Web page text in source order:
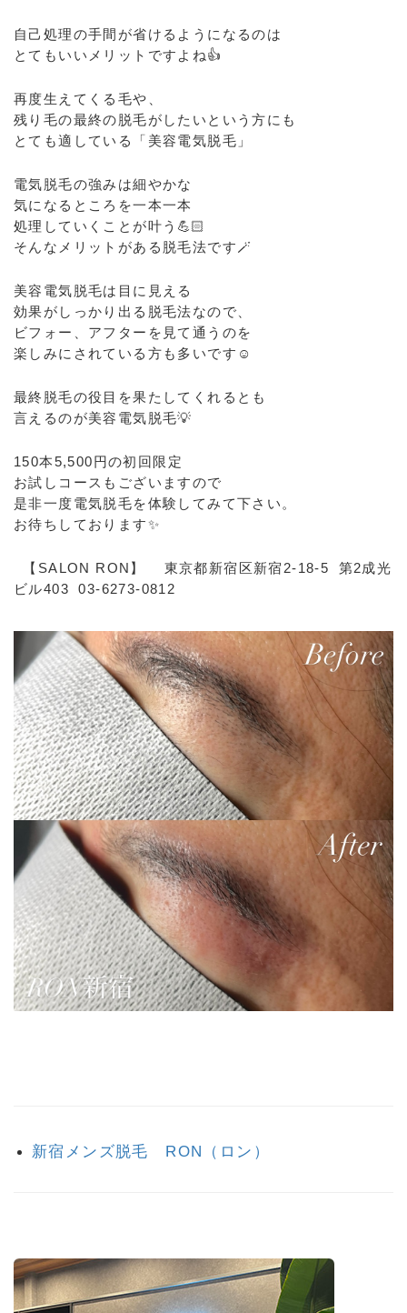
自己処理の手間が省けるようになるのは
とてもいいメリットですよね👍
再度生えてくる毛や、
残り毛の最終の脱毛がしたいという方にも
とても適している「美容電気脱毛」
電気脱毛の強みは細やかな
気になるところを一本一本
処理していくことが叶う💪🏻
そんなメリットがある脱毛法です🪄
美容電気脱毛は目に見える
効果がしっかり出る脱毛法なので、
ビフォー、アフターを見て通うのを
楽しみにされている方も多いです☺️
最終脱毛の役目を果たしてくれるとも
言えるのが美容電気脱毛💡
150本5,500円の初回限定
お試しコースもございますので
是非一度電気脱毛を体験してみて下さい。
お待ちしております✨
【SALON RON】 東京都新宿区新宿2-18-5 第2成光
ビル403 03-6273-0812
新宿メンズ脱毛 RON（ロン）